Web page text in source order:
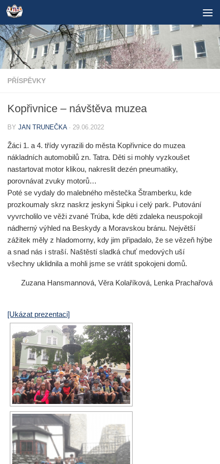
Skip to content
PŘÍSPĚVKY
Kopřivnice – návštěva muzea
BY JAN TRUNEČKA · 29.06.2022
Žáci 1. a 4. třídy vyrazili do města Kopřivnice do muzea
nákladních automobilů zn. Tatra. Děti si mohly vyzkoušet
nastartovat motor klikou, nakreslit dezén pneumatiky,
porovnávat zvuky motorů…
Poté se vydaly do malebného městečka Štramberku, kde
prozkoumaly skrz naskrz jeskyni Šipku i celý park. Putování
vyvrcholilo ve věži zvané Trúba, kde děti zdaleka neuspokojil
nádherný výhled na Beskydy a Moravskou bránu. Největší
zážitek měly z hladomorny, kdy jim připadalo, že se vězeň hýbe
a snad nás i straší. Naštěstí sladká chuť medových uší
všechny uklidnila a mohli jsme se vrátit spokojeni domů.
Zuzana Hansmannová, Věra Kolaříková, Lenka Prachařová
[Ukázat prezentaci]